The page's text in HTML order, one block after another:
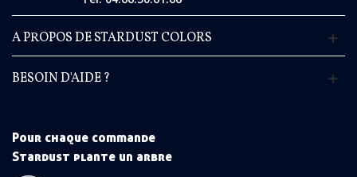
A PROPOS DE STARDUST COLORS
BESOIN D'AIDE ?
Pour chaque commande
Stardust plante un arbre